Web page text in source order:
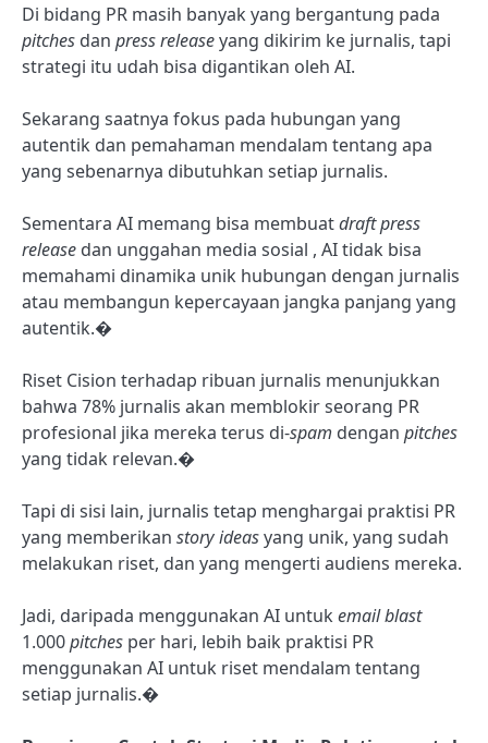
Di bidang PR masih banyak yang bergantung pada
pitches dan press releaseyang dikirim ke jurnalis, tapi
strategi itu udah bisa digantikan oleh AI.
Sekarang saatnya fokus pada hubungan yang
autentik dan pemahaman mendalam tentang apa
yang sebenarnya dibutuhkan setiap jurnalis.
Sementara AI memang bisa membuatdraft press
release dan unggahan media sosial , AI tidak bisa
memahami dinamika unik hubungan dengan jurnalis
atau membangun kepercayaan jangka panjang yang
autentik.�
Riset Cision terhadap ribuan jurnalis menunjukkan
bahwa 78% jurnalis akan memblokir seorang PR
profesional jika mereka terus di-spam dengan pitches
yang tidak relevan.�
Tapi di sisi lain, jurnalis tetap menghargai praktisi PR
yang memberikan story ideasyang unik, yang sudah
melakukan riset, dan yang mengerti audiens mereka.
Jadi, daripada menggunakan AI untukemail blast
1.000pitches per hari, lebih baik praktisi PR
menggunakan AI untuk riset mendalam tentang
setiap jurnalis.�